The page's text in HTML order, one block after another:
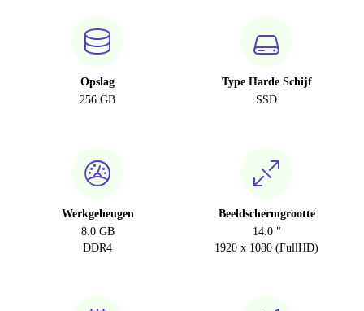
Opslag
256 GB
Type Harde Schijf
SSD
Werkgeheugen
8.0 GB
DDR4
Beeldschermgrootte
14.0 "
1920 x 1080 (FullHD)